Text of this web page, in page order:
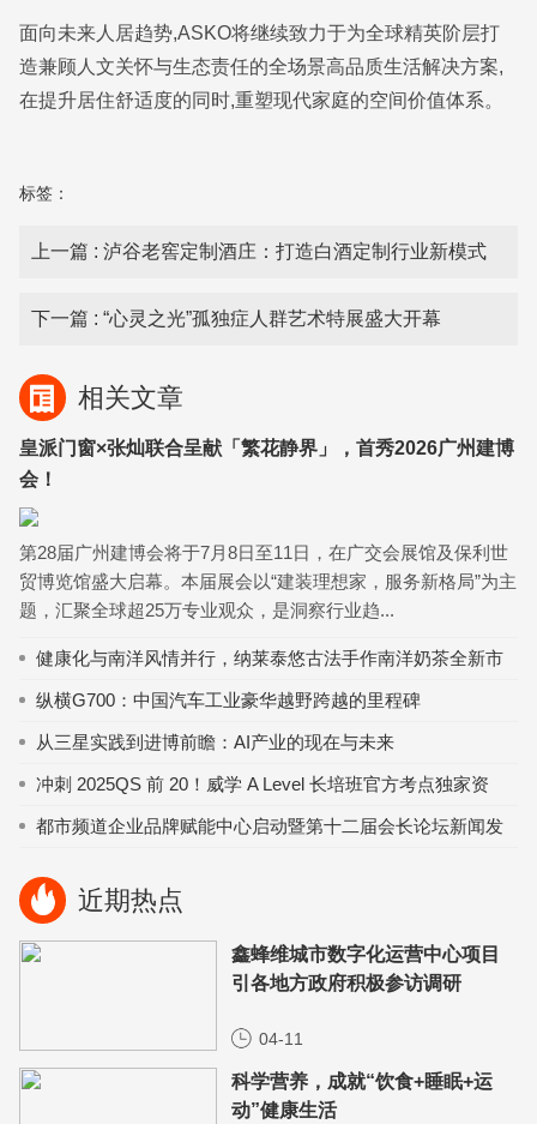
面向未来人居趋势,ASKO将继续致力于为全球精英阶层打
造兼顾人文关怀与生态责任的全场景高品质生活解决方案,
在提升居住舒适度的同时,重塑现代家庭的空间价值体系。
标签：
上一篇 : 泸谷老窖定制酒庄：打造白酒定制行业新模式
下一篇 : “心灵之光”孤独症人群艺术特展盛大开幕
相关文章
皇派门窗×张灿联合呈献「繁花静界」，首秀2026广州建博
会！
第28届广州建博会将于7月8日至11日，在广交会展馆及保利世
贸博览馆盛大启幕。本届展会以“建装理想家，服务新格局”为主
题，汇聚全球超25万专业观众，是洞察行业趋...
健康化与南洋风情并行，纳莱泰悠古法手作南洋奶茶全新市
场机遇
纵横G700：中国汽车工业豪华越野跨越的里程碑
从三星实践到进博前瞻：AI产业的现在与未来
冲刺 2025QS 前 20！威学 A Level 长培班官方考点独家资
源，教学服务双硬核！
都市频道企业品牌赋能中心启动暨第十二届会长论坛新闻发
近期热点
鑫蜂维城市数字化运营中心项目
引各地方政府积极参访调研
04-11
科学营养，成就“饮食+睡眠+运
动”健康生活